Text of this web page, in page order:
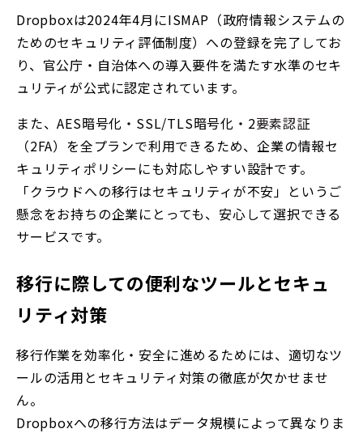
Dropboxは2024年4月にISMAP（政府情報システムの
ためのセキュリティ評価制度）への登録を完了してお
り、官公庁・自治体への導入要件を満たす水準のセキ
ュリティが公式に認定されています。
また、AES暗号化・SSL/TLS暗号化・2要素認証
（2FA）を全プランで利用できるため、企業の情報セ
キュリティポリシーにも対応しやすい設計です。
「クラウドへの移行はセキュリティが不安」というご
懸念をお持ちの企業にとっても、安心して選択できる
サービスです。
移行に際しての便利なツールとセキュ
リティ対策
移行作業を効率化・安全に進めるためには、適切なツ
ールの活用とセキュリティ対策の徹底が欠かせませ
ん。
Dropboxへの移行方法はデータ規模によって異なりま